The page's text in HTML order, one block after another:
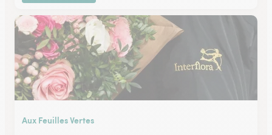
Aux Feuilles Vertes